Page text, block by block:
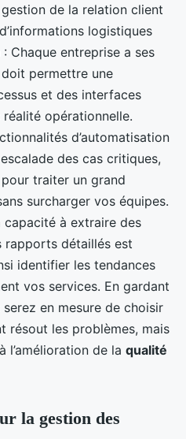
de la relation client
logistiques
: Chaque entreprise a ses
permettre une
et des interfaces
opérationnelle.
d’automatisation
des cas critiques,
traiter un grand
surcharger vos équipes.
capacité à extraire des
rapports détaillés est
identifier les tendances
vos services. En gardant
en mesure de choisir
résout les problèmes, mais
de la qualité
la gestion des